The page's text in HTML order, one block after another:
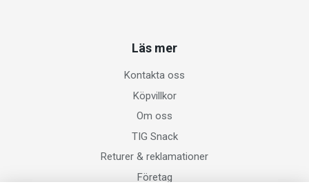
Läs mer
Kontakta oss
Köpvillkor
Om oss
TIG Snack
Returer & reklamationer
Företag